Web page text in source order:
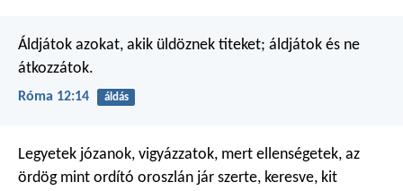
Áldjátok azokat, akik üldöznek titeket; áldjátok és ne
átkozzátok.
Róma 12:14 áldás
Legyetek józanok, vigyázzatok, mert ellenségetek, az
ördög mint ordító oroszlán jár szerte, keresve, kit